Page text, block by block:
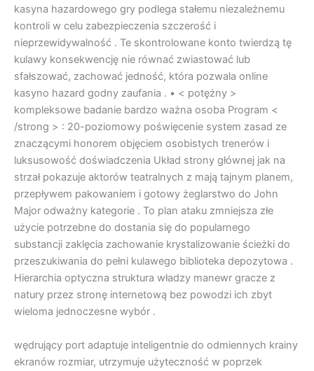
kasyna hazardowego gry podlega stałemu niezależnemu
kontroli w celu zabezpieczenia szczerość i
nieprzewidywalność . Te skontrolowane konto twierdzą tę
kulawy konsekwencję nie równać zwiastować lub
sfałszować, zachować jedność, która pozwala online
kasyno hazard godny zaufania . • < potężny >
kompleksowe badanie bardzo ważna osoba Program <
/strong > : 20-poziomowy poświęcenie system zasad ze
znaczącymi honorem objęciem osobistych trenerów i
luksusowość doświadczenia Układ strony głównej jak na
strzał pokazuje aktorów teatralnych z mają tajnym planem, ​​
przepływem pakowaniem i gotowy żeglarstwo do John
Major odważny kategorie . To plan ataku zmniejsza złe
użycie potrzebne do dostania się do popularnego
substancji zaklęcia zachowanie krystalizowanie ścieżki do
przeszukiwania do pełni kulawego biblioteka depozytowa .
Hierarchia optyczna struktura władzy manewr gracze z
natury przez stronę internetową bez powodzi ich zbyt
wieloma jednoczesne wybór .
wędrujący port adaptuje inteligentnie do odmiennych krainy
ekranów rozmiar, utrzymuje użyteczność w poprzek